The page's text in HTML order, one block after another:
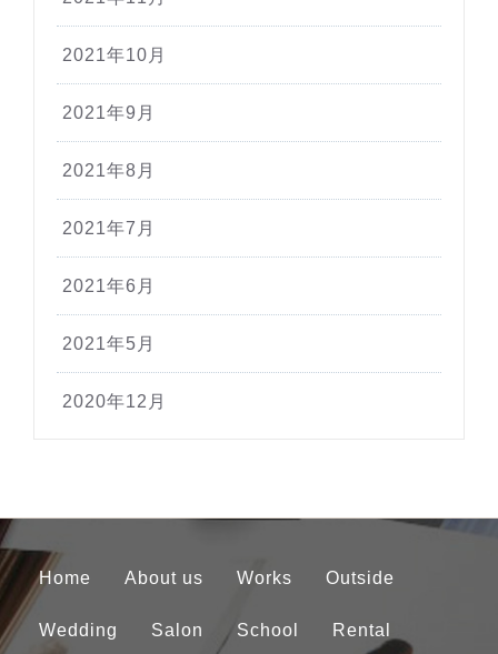
2021年10月
2021年9月
2021年8月
2021年7月
2021年6月
2021年5月
2020年12月
Home About us Works Outside
Wedding Salon School Rental